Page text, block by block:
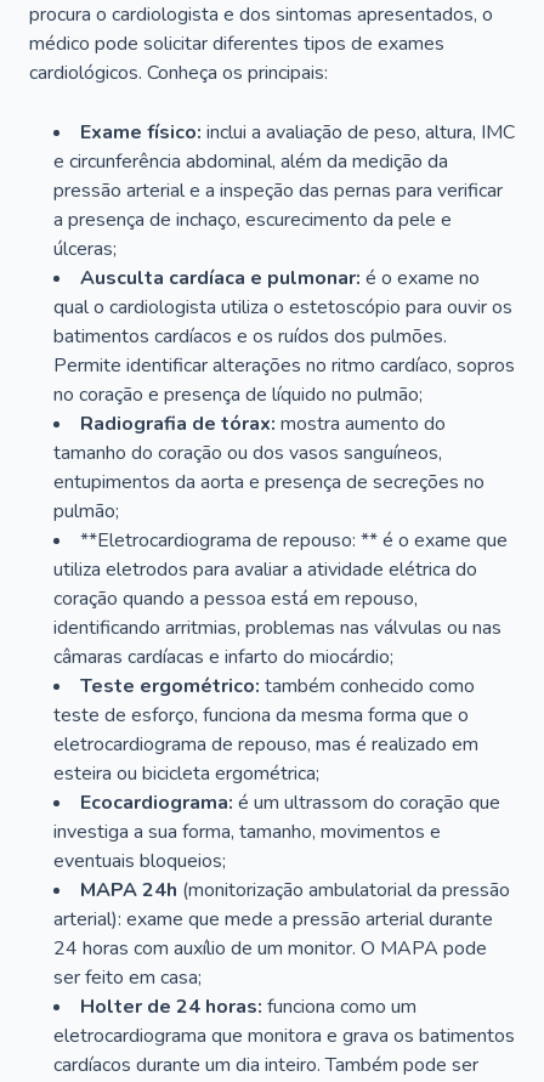
procura o cardiologista e dos sintomas apresentados, o
médico pode solicitar diferentes tipos de exames
cardiológicos. Conheça os principais:
Exame físico: inclui a avaliação de peso, altura, IMC
e circunferência abdominal, além da medição da
pressão arterial e a inspeção das pernas para verificar
a presença de inchaço, escurecimento da pele e
úlceras;
Ausculta cardíaca e pulmonar: é o exame no
qual o cardiologista utiliza o estetoscópio para ouvir os
batimentos cardíacos e os ruídos dos pulmões.
Permite identificar alterações no ritmo cardíaco, sopros
no coração e presença de líquido no pulmão;
Radiografia de tórax: mostra aumento do
tamanho do coração ou dos vasos sanguíneos,
entupimentos da aorta e presença de secreções no
pulmão;
**Eletrocardiograma de repouso: ** é o exame que
utiliza eletrodos para avaliar a atividade elétrica do
coração quando a pessoa está em repouso,
identificando arritmias, problemas nas válvulas ou nas
câmaras cardíacas e infarto do miocárdio;
Teste ergométrico: também conhecido como
teste de esforço, funciona da mesma forma que o
eletrocardiograma de repouso, mas é realizado em
esteira ou bicicleta ergométrica;
Ecocardiograma: é um ultrassom do coração que
investiga a sua forma, tamanho, movimentos e
eventuais bloqueios;
MAPA 24h (monitorização ambulatorial da pressão
arterial): exame que mede a pressão arterial durante
24 horas com auxílio de um monitor. O MAPA pode
ser feito em casa;
Holter de 24 horas: funciona como um
eletrocardiograma que monitora e grava os batimentos
cardíacos durante um dia inteiro. Também pode ser